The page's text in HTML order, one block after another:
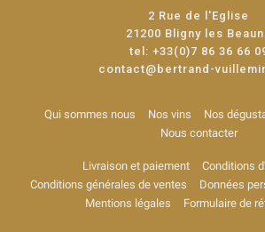
2 Rue de l'Eglise
21200 Bligny les
tel: +33(0)7 86 36 66
contact@bertrand-
Qui sommes nous Nos vins Nos
Nous contacter
Livraison et paiement
Conditions
Conditions générales de ventes
Données
Mentions légales
Formulaire de